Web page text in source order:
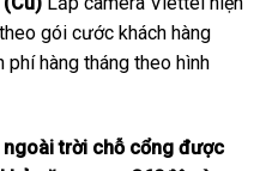
gói cước khách hàng
hàng tháng theo hình
trời chỗ cổng được